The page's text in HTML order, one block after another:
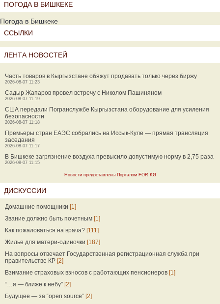
ПОГОДА В БИШКЕКЕ
Погода в Бишкеке
ССЫЛКИ
ЛЕНТА НОВОСТЕЙ
Часть товаров в Кыргызстане обяжут продавать только через биржу
2026-08-07 11:23
Садыр Жапаров провел встречу с Николом Пашиняном
2026-08-07 11:19
США передали Погранслужбе Кыргызстана оборудование для усиления
безопасности
2026-08-07 11:18
Премьеры стран ЕАЭС собрались на Иссык-Куле — прямая трансляция
заседания
2026-08-07 11:17
В Бишкеке загрязнение воздуха превысило допустимую норму в 2,75 раза
2026-08-07 11:15
Новости предоставлены Порталом FOR.KG
ДИСКУССИИ
Домашние помощники [1]
Звание должно быть почетным [1]
Как пожаловаться на врача? [111]
Жилье для матери-одиночки [187]
На вопросы отвечает Государственная регистрационная служба при
правительстве КР [2]
Взимание страховых взносов с работающих пенсионеров [1]
“…я — ближе к небу” [2]
Будущее — за “open source” [2]